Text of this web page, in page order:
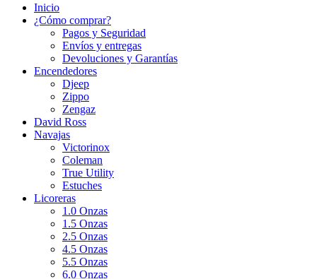
Inicio
¿Cómo comprar?
Pagos y Seguridad
Envíos y entregas
Devoluciones y Garantías
Encendedores
Djeep
Zippo
Zengaz
David Ross
Navajas
Victorinox
Coleman
True Utility
Estuches
Licoreras
1.0 Onzas
1.5 Onzas
2.5 Onzas
4.5 Onzas
5.5 Onzas
6.0 Onzas